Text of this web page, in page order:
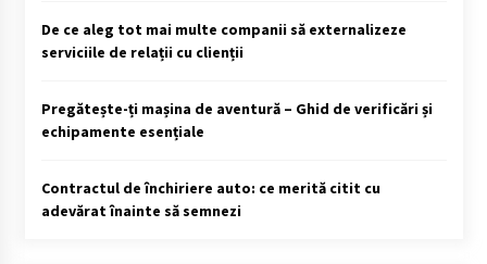
De ce aleg tot mai multe companii să externalizeze
serviciile de relații cu clienții
Pregătește-ți mașina de aventură – Ghid de verificări și
echipamente esențiale
Contractul de închiriere auto: ce merită citit cu
adevărat înainte să semnezi